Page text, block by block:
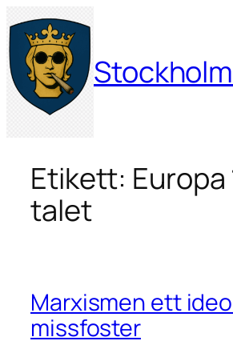
Hoppa
till
innehåll
Etikett:
talet
Marxismen ett
missfoster